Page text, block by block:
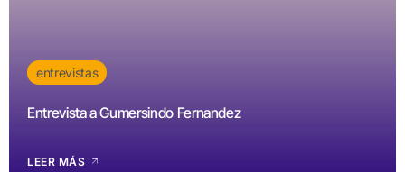
entrevistas
Entrevista a Gumersindo Fernandez
LEER MÁS